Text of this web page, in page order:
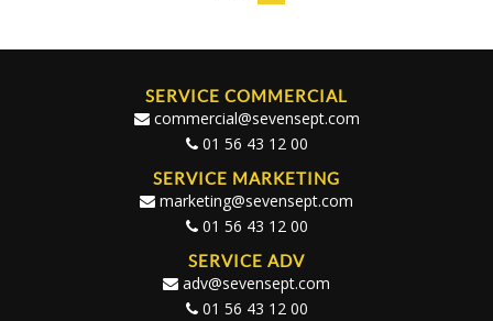
SERVICE COMMERCIAL
commercial@sevensept.com
01 56 43 12 00
SERVICE MARKETING
marketing@sevensept.com
01 56 43 12 00
SERVICE ADV
adv@sevensept.com
01 56 43 12 00